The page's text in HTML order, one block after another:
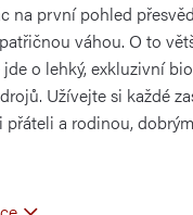
na první pohled
váhou. O to
o lehký, exkluzivní
Užívejte si každé
a rodinou,